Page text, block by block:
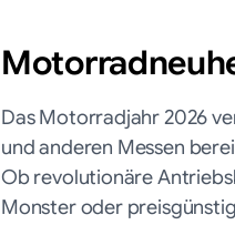
Das Motorradjahr 2026
und anderen Messen
Ob revolutionäre
Monster oder